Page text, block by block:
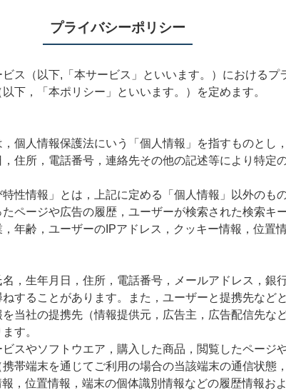
プライバシーポリシー
ス（以下,「本サービス」といいます。）におけるプ
下，「本ポリシー」といいます。）を定めます。
個人情報保護法にいう「個人情報」を指すものとし
住所，電話番号，連絡先その他の記述等により特定
性情報」とは，上記に定める「個人情報」以外のも
ページや広告の履歴，ユーザーが検索された検索キ
年齢，ユーザーのIPアドレス，クッキー情報，位置
，生年月日，住所，電話番号，メールアドレス，銀
することがあります。また，ユーザーと提携先など
当社の提携先（情報提供元，広告主，広告配信先な
す。
スやソフトウエア，購入した商品，閲覧したページ
帯端末を通じてご利用の場合の当該端末の通信状態
，位置情報，端末の個体識別情報などの履歴情報お